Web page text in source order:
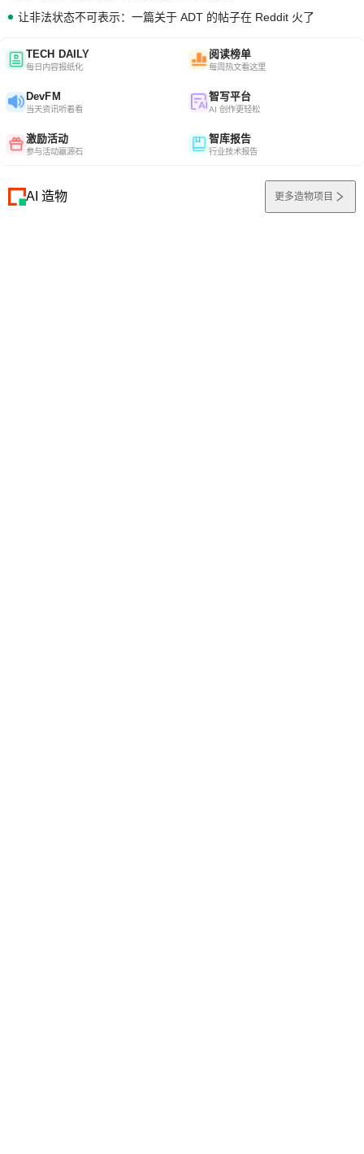
让非法状态不可表示：一篇关于 ADT 的帖子在 Reddit 火了
TECH DAILY
每日内容报纸化
阅读榜单
每周热文看这里
DevFM
当天资讯听着看
智写平台
AI 创作更轻松
激励活动
参与活动赢源石
智库报告
行业技术报告
AI 造物 更多造物项目